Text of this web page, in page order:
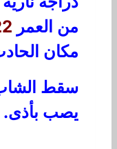
من العمر
مكان
سقط
يصب بأذى.